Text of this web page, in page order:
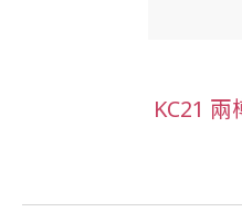
KC21